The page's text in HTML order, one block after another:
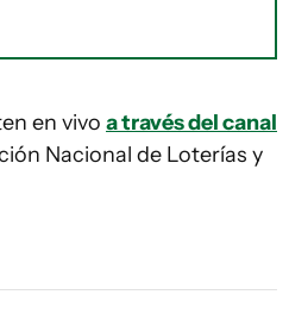
en vivo a través del canal
Nacional de Loterías y